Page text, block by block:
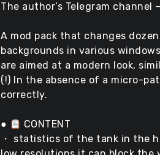
The author’s Telegram
A mod pack that changes
backgrounds in various
are aimed at a modern look,
(!) In the absence of a micro-
correctly.
●
CONTENT
・ statistics of the tank in the